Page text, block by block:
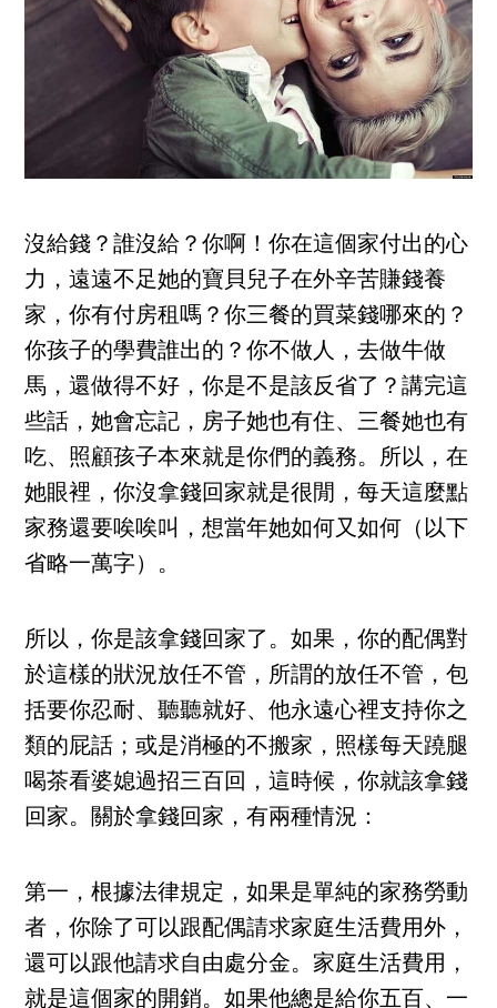
沒給錢？誰沒給？你啊！你在這個家付出的心
力，遠遠不足她的寶貝兒子在外辛苦賺錢養
家，你有付房租嗎？你三餐的買菜錢哪來的？
你孩子的學費誰出的？你不做人，去做牛做
馬，還做得不好，你是不是該反省了？講完這
些話，她會忘記，房子她也有住、三餐她也有
吃、照顧孩子本來就是你們的義務。所以，在
她眼裡，你沒拿錢回家就是很閒，每天這麼點
家務還要唉唉叫，想當年她如何又如何（以下
省略一萬字）。
所以，你是該拿錢回家了。如果，你的配偶對
於這樣的狀況放任不管，所謂的放任不管，包
括要你忍耐、聽聽就好、他永遠心裡支持你之
類的屁話；或是消極的不搬家，照樣每天蹺腿
喝茶看婆媳過招三百回，這時候，你就該拿錢
回家。關於拿錢回家，有兩種情況：
第一，根據法律規定，如果是單純的家務勞動
者，你除了可以跟配偶請求家庭生活費用外，
還可以跟他請求自由處分金。家庭生活費用，
就是這個家的開銷。如果他總是給你五百、一